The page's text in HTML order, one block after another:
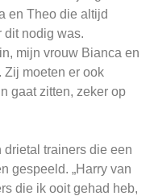
en Theo die altijd
dit nodig was.
mijn vrouw Bianca en
Zij moeten er ook
gaat zitten, zeker op
drietal trainers die een
gespeeld. „Harry van
die ik ooit gehad heb,